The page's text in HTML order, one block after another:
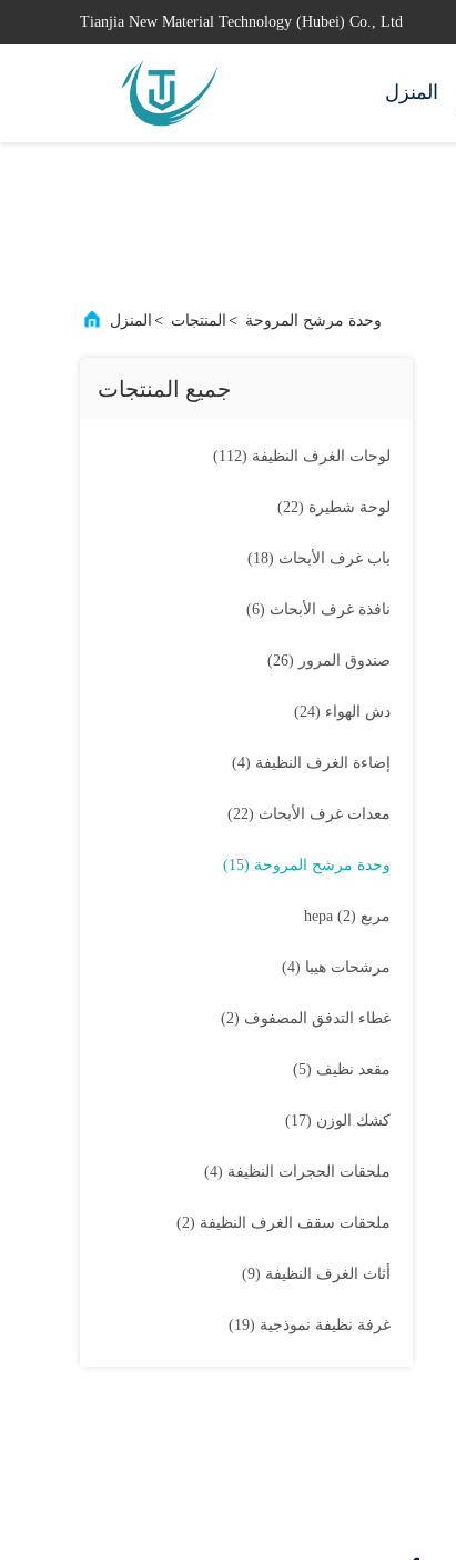
Tianjia New Material Technology (Hubei) Co., Ltd
المنزل
المنزل > المنتجات > وحدة مرشح المروحة
جميع المنتجات
لوحات الغرف النظيفة (112)
لوحة شطيرة (22)
باب غرف الأبحاث (18)
نافذة غرف الأبحاث (6)
صندوق المرور (26)
دش الهواء (24)
إضاءة الغرف النظيفة (4)
معدات غرف الأبحاث (22)
وحدة مرشح المروحة (15)
مربع hepa (2)
مرشحات هيبا (4)
غطاء التدفق المصفوف (2)
مقعد نظيف (5)
كشك الوزن (17)
ملحقات الحجرات النظيفة (4)
ملحقات سقف الغرف النظيفة (2)
أثاث الغرف النظيفة (9)
غرفة نظيفة نموذجية (19)